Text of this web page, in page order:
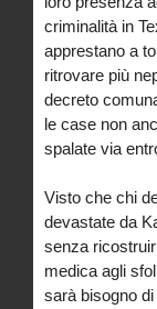
criminalità in
apprestano a
ritrovare più
decreto
le case non
spalate via
Visto che chi
devastate da
senza
medica agli
sarà bisogno